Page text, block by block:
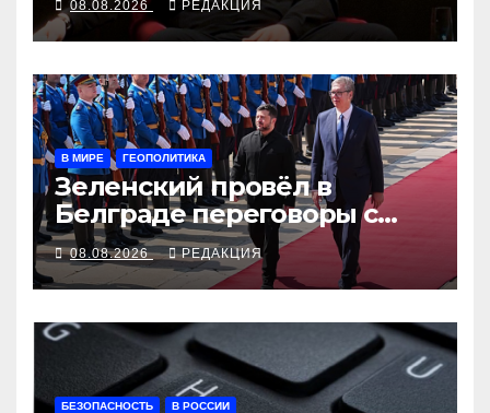
08.08.2026 РЕДАКЦИЯ
В МИРЕ ГЕОПОЛИТИКА
Зеленский провёл в
Белграде переговоры с
Вучичем
08.08.2026 РЕДАКЦИЯ
БЕЗОПАСНОСТЬ В РОССИИ